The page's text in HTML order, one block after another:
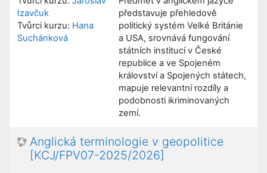
představuje přehledově
politický systém Velké Británie
a USA, srovnává fungování
státních institucí v České
republice a ve Spojeném
království a Spojených státech,
mapuje relevantní rozdíly a
podobnosti ikriminovaných
zemí.
Izavčuk
Tvůrci kurzu: Hana
Suchánková
Anglická terminologie v geopolitice
[KCJ/FPV07-2025/2026]